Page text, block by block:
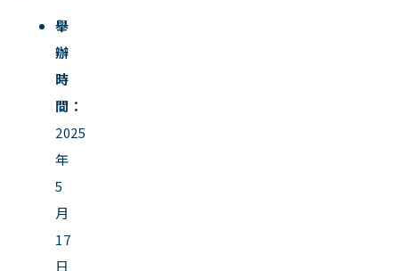
舉
辦
時
間：
2025
年
5
月
17
日